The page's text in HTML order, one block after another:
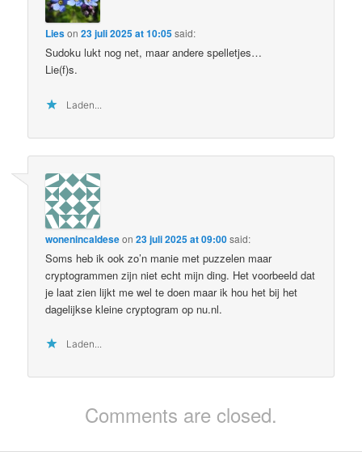
Lieson23 juli 2025 at 10:05said:
Sudoku lukt nog net, maar andere spelletjes…
Lie(f)s.
Laden...
wonenincaldeseon23 juli 2025 at 09:00said:
Soms heb ik ook zo’n manie met puzzelen maar
cryptogrammen zijn niet echt mijn ding. Het voorbeeld dat
je laat zien lijkt me wel te doen maar ik hou het bij het
dagelijkse kleine cryptogram op nu.nl.
Laden...
Comments are closed.